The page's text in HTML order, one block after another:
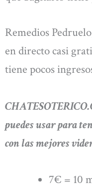
Remedios
en directo casi
tiene pocos
puedes usar para
con las mejores
7€ = 10